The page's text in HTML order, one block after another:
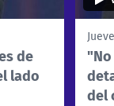
de
lado
del